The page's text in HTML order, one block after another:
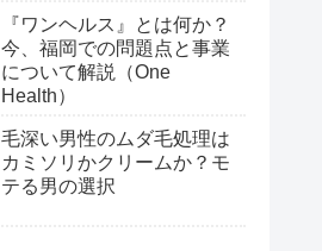
『ワンヘルス』とは何か？
今、福岡での問題点と事業
について解説（One
Health）
毛深い男性のムダ毛処理は
カミソリかクリームか？モ
テる男の選択